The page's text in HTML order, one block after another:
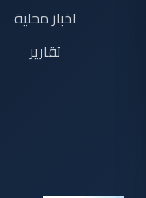
اخبار محلية
تقارير